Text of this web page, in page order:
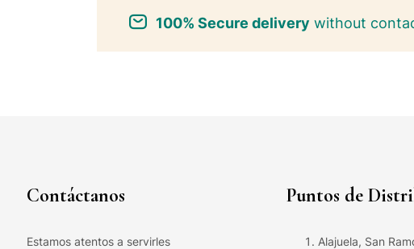
100% Secure delivery without
Contáctanos
Estamos atentos a servirles
Puntos de
Alajuela, San